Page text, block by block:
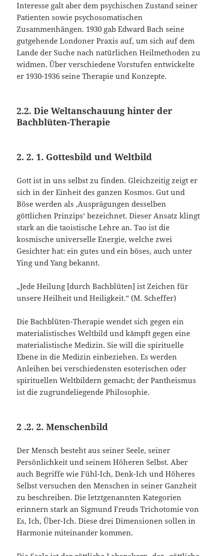
Interesse galt aber dem psychischen Zustand seiner
Patienten sowie psychosomatischen
Zusammenhängen. 1930 gab Edward Bach seine
gutgehende Londoner Praxis auf, um sich auf dem
Lande der Suche nach natürlichen Heilmethoden zu
widmen. Über verschiedene Vorstufen entwickelte
er 1930-1936 seine Therapie und Konzepte.
2.2. Die Weltanschauung hinter der
Bachblüten-Therapie
2. 2. 1. Gottesbild und Weltbild
Gott ist in uns selbst zu finden. Gleichzeitig zeigt er
sich in der Einheit des ganzen Kosmos. Gut und
Böse werden als ‚Ausprägungen desselben
göttlichen Prinzips‘ bezeichnet. Dieser Ansatz klingt
stark an die taoistische Lehre an. Tao ist die
kosmische universelle Energie, welche zwei
Gesichter hat: ein gutes und ein böses, auch unter
Ying und Yang bekannt.
„Jede Heilung [durch Bachblüten] ist Zeichen für
unsere Heilheit und Heiligkeit.“ (M. Scheffer)
Die Bachblüten-Therapie wendet sich gegen ein
materialistisches Weltbild und kämpft gegen eine
materialistische Medizin. Sie will die spirituelle
Ebene in die Medizin einbeziehen. Es werden
Anleihen bei verschiedensten esoterischen oder
spirituellen Weltbildern gemacht; der Pantheismus
ist die zugrundeliegende Philosophie.
2 .2. 2. Menschenbild
Der Mensch besteht aus seiner Seele, seiner
Persönlichkeit und seinem Höheren Selbst. Aber
auch Begriffe wie Fühl-Ich, Denk-Ich und Höheres
Selbst versuchen den Menschen in seiner Ganzheit
zu beschreiben. Die letztgenannten Kategorien
erinnern stark an Sigmund Freuds Trichotomie von
Es, Ich, Über-Ich. Diese drei Dimensionen sollen in
Harmonie miteinander kommen.